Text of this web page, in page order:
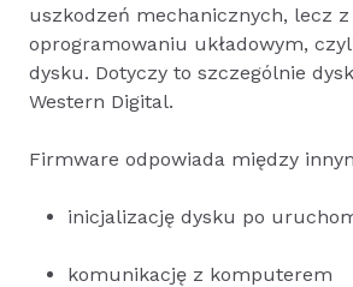
uszkodzeń mechanicznych, lecz z
oprogramowaniu układowym,
dysku. Dotyczy to szczególnie
Western Digital.
Firmware odpowiada między
inicjalizację dysku po
komunikację z komputerem